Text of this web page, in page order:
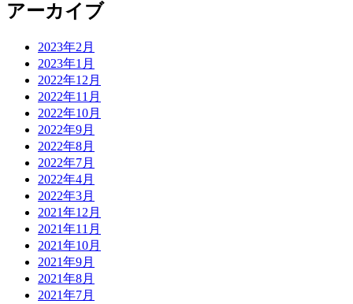
アーカイブ
2023年2月
2023年1月
2022年12月
2022年11月
2022年10月
2022年9月
2022年8月
2022年7月
2022年4月
2022年3月
2021年12月
2021年11月
2021年10月
2021年9月
2021年8月
2021年7月